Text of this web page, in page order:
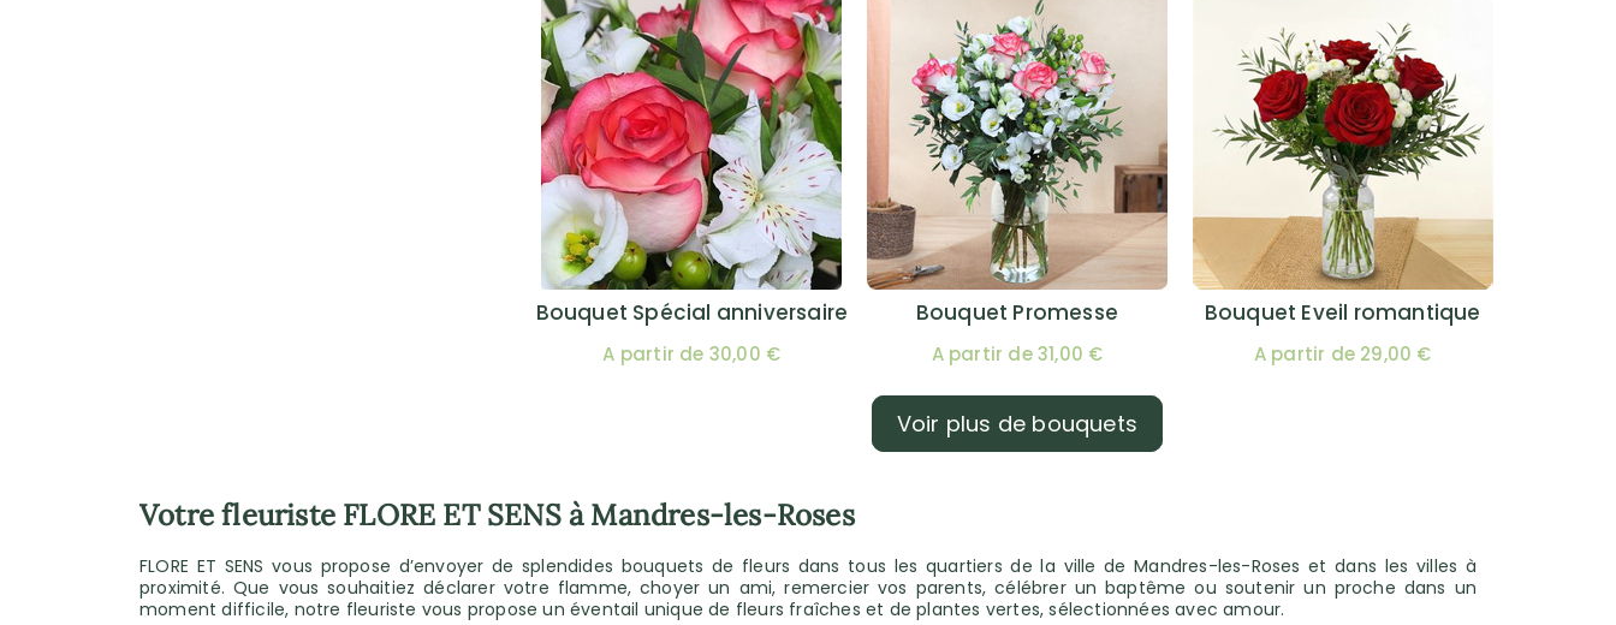
Bouquet Spécial anniversaire
A partir de 30,00 €
Bouquet Promesse
A partir de 31,00 €
Bouquet Eveil romantique
A partir de 29,00 €
Voir plus de bouquets
Votre fleuriste FLORE ET SENS à Mandres-les-Roses
FLORE ET SENS vous propose d’envoyer de splendides bouquets de fleurs dans tous les quartiers de la ville de Mandres-les-Roses et dans les villes à
proximité. Que vous souhaitiez déclarer votre flamme, choyer un ami, remercier vos parents, célébrer un baptême ou soutenir un proche dans un
moment difficile, notre fleuriste vous propose un éventail unique de fleurs fraîches et de plantes vertes, sélectionnées avec amour.